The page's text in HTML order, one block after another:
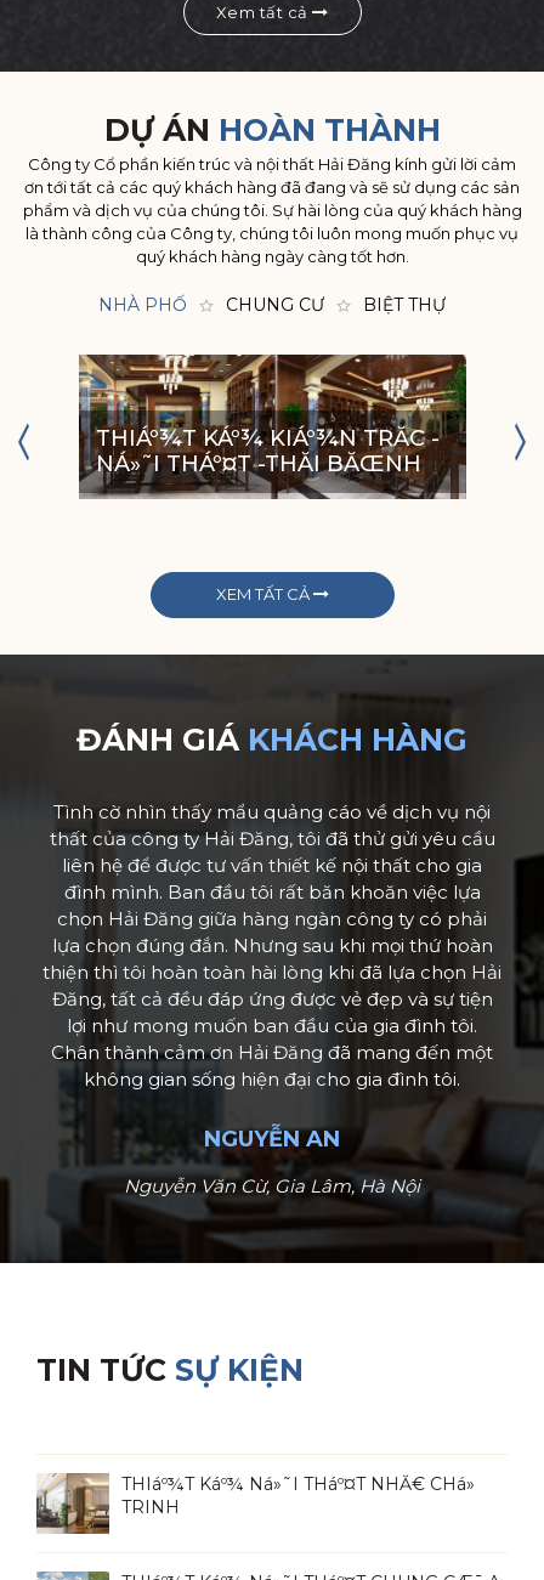
Xem tất cả
DỰ ÁN HOÀN THÀNH
Công ty Cổ phần kiến trúc và nội thất Hải Đăng kính gửi lời cảm
ơn tới tất cả các quý khách hàng đã đang và sẽ sử dụng các sản
phẩm và dịch vụ của chúng tôi. Sự hài lòng của quý khách hàng
là thành công của Công ty, chúng tôi luôn mong muốn phục vụ
quý khách hàng ngày càng tốt hơn.
NHÀ PHỐ CHUNG CƯ BIỆT THỰ
THIÁº¾T KÁº¾ KIÁº¾N TRĂC -
NÁ»˜I THÁº¤T -THĂI BĂŒNH
XEM TẤT CẢ
ĐÁNH GIÁ KHÁCH HÀNG
Tình cờ nhìn thấy mẩu quảng cáo về dịch vụ nội
thất của công ty Hải Đăng, tôi đã thử gửi yêu cầu
liên hệ để được tư vấn thiết kế nội thất cho gia
đình mình. Ban đầu tôi rất băn khoăn việc lựa
chọn Hải Đăng giữa hàng ngàn công ty có phải
lựa chọn đúng đắn. Nhưng sau khi mọi thứ hoàn
thiện thì tôi hoàn toàn hài lòng khi đã lựa chọn Hải
Đăng, tất cả đều đáp ứng được vẻ đẹp và sự tiện
lợi như mong muốn ban đầu của gia đình tôi.
Chân thành cảm ơn Hải Đăng đã mang đến một
không gian sống hiện đại cho gia đình tôi.
NGUYỄN AN
Nguyễn Văn Cừ, Gia Lâm, Hà Nội
TIN TỨC SỰ KIỆN
THIáº¾T Káº¾ Ná»˜I THáº¤T NHĂ€ CHá»
TRINH